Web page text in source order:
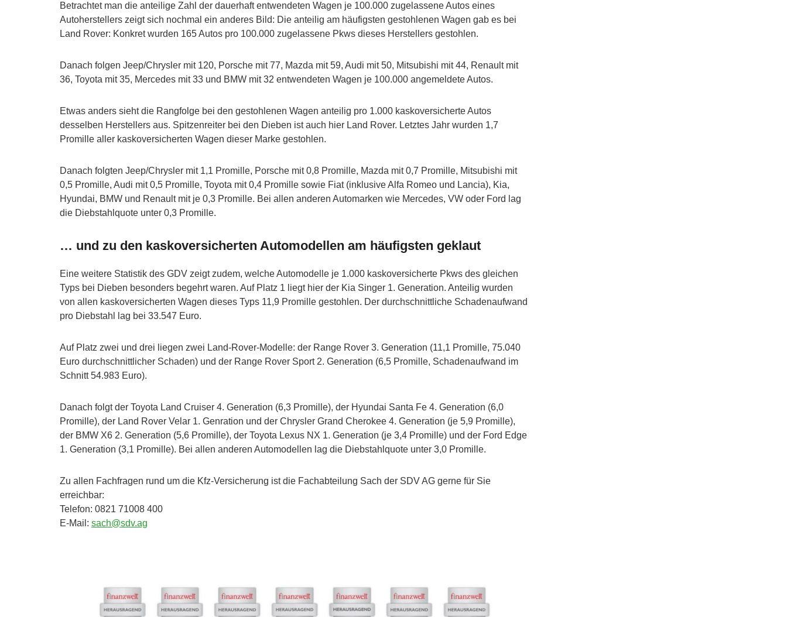
Betrachtet man die anteilige Zahl der dauerhaft entwendeten Wagen je 100.000 zugelassene Autos eines
Autoherstellers zeigt sich nochmal ein anderes Bild: Die anteilig am häufigsten gestohlenen Wagen gab es bei
Land Rover: Konkret wurden 165 Autos pro 100.000 zugelassene Pkws dieses Herstellers gestohlen.
Danach folgen Jeep/Chrysler mit 120, Porsche mit 77, Mazda mit 59, Audi mit 50, Mitsubishi mit 44, Renault mit
36, Toyota mit 35, Mercedes mit 33 und BMW mit 32 entwendeten Wagen je 100.000 angemeldete Autos.
Etwas anders sieht die Rangfolge bei den gestohlenen Wagen anteilig pro 1.000 kaskoversicherte Autos
desselben Herstellers aus. Spitzenreiter bei den Dieben ist auch hier Land Rover. Letztes Jahr wurden 1,7
Promille aller kaskoversicherten Wagen dieser Marke gestohlen.
Danach folgten Jeep/Chrysler mit 1,1 Promille, Porsche mit 0,8 Promille, Mazda mit 0,7 Promille, Mitsubishi mit
0,5 Promille, Audi mit 0,5 Promille, Toyota mit 0,4 Promille sowie Fiat (inklusive Alfa Romeo und Lancia), Kia,
Hyundai, BMW und Renault mit je 0,3 Promille. Bei allen anderen Automarken wie Mercedes, VW oder Ford lag
die Diebstahlquote unter 0,3 Promille.
… und zu den kaskoversicherten Automodellen am häufigsten geklaut
Eine weitere Statistik des GDV zeigt zudem, welche Automodelle je 1.000 kaskoversicherte Pkws des gleichen
Typs bei Dieben besonders begehrt waren. Auf Platz 1 liegt hier der Kia Singer 1. Generation. Anteilig wurden
von allen kaskoversicherten Wagen dieses Typs 11,9 Promille gestohlen. Der durchschnittliche Schadenaufwand
pro Diebstahl lag bei 33.547 Euro.
Auf Platz zwei und drei liegen zwei Land-Rover-Modelle: der Range Rover 3. Generation (11,1 Promille, 75.040
Euro durchschnittlicher Schaden) und der Range Rover Sport 2. Generation (6,5 Promille, Schadenaufwand im
Schnitt 54.983 Euro).
Danach folgt der Toyota Land Cruiser 4. Generation (6,3 Promille), der Hyundai Santa Fe 4. Generation (6,0
Promille), der Land Rover Velar 1. Genration und der Chrysler Grand Cherokee 4. Generation (je 5,9 Promille),
der BMW X6 2. Generation (5,6 Promille), der Toyota Lexus NX 1. Generation (je 3,4 Promille) und der Ford Edge
1. Generation (3,1 Promille). Bei allen anderen Automodellen lag die Diebstahlquote unter 3,0 Promille.
Zu allen Fachfragen rund um die Kfz-Versicherung ist die Fachabteilung Sach der SDV AG gerne für Sie
erreichbar:
Telefon: 0821 71008 400
E-Mail: sach@sdv.ag